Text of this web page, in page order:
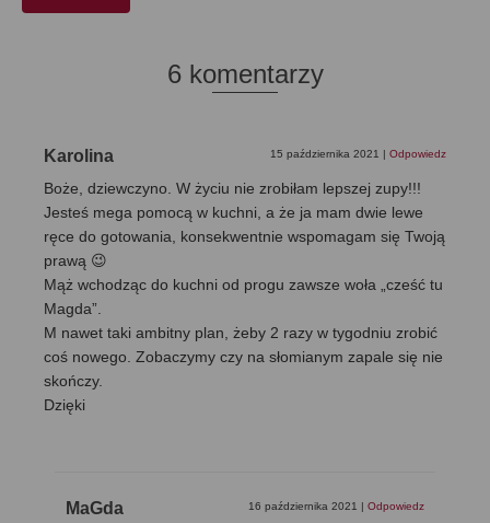
6 komentarzy
Karolina 15 października 2021 Odpowiedz
Boże, dziewczyno. W życiu nie zrobiłam lepszej zupy!!!
Jesteś mega pomocą w kuchni, a że ja mam dwie lewe
ręce do gotowania, konsekwentnie wspomagam się Twoją
prawą 😉
Mąż wchodząc do kuchni od progu zawsze woła „cześć tu
Magda”.
M nawet taki ambitny plan, żeby 2 razy w tygodniu zrobić
coś nowego. Zobaczymy czy na słomianym zapale się nie
skończy.
Dzięki
MaGda 16 października 2021 Odpowiedz